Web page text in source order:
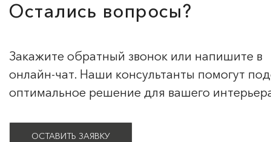
Остались вопросы?
Закажите обратный звонок или напишите в
онлайн-чат. Наши консультанты помогут
оптимальное решение для вашего
ОСТАВИТЬ ЗАЯВКУ